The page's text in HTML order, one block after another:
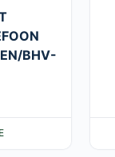
BHV-